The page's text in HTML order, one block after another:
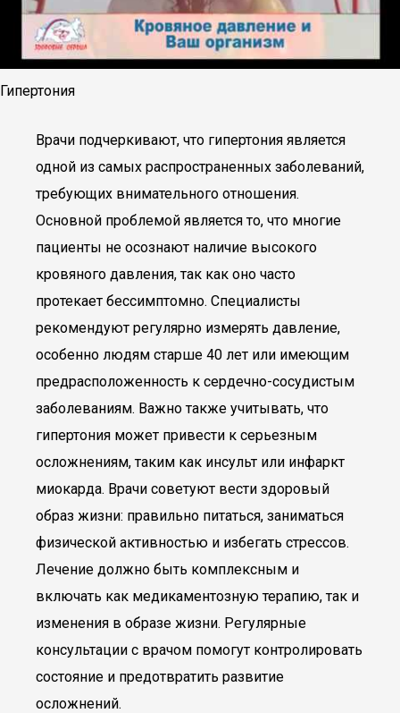
Гипертония
Врачи подчеркивают, что гипертония является
одной из самых распространенных заболеваний,
требующих внимательного отношения.
Основной проблемой является то, что многие
пациенты не осознают наличие высокого
кровяного давления, так как оно часто
протекает бессимптомно. Специалисты
рекомендуют регулярно измерять давление,
особенно людям старше 40 лет или имеющим
предрасположенность к сердечно-сосудистым
заболеваниям. Важно также учитывать, что
гипертония может привести к серьезным
осложнениям, таким как инсульт или инфаркт
миокарда. Врачи советуют вести здоровый
образ жизни: правильно питаться, заниматься
физической активностью и избегать стрессов.
Лечение должно быть комплексным и
включать как медикаментозную терапию, так и
изменения в образе жизни. Регулярные
консультации с врачом помогут контролировать
состояние и предотвратить развитие
осложнений.